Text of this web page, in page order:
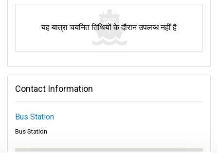
यह यात्रा चयनित तिथियों के दौरान उपलब्ध नहीं है
Contact Information
Bus Station
Bus Station